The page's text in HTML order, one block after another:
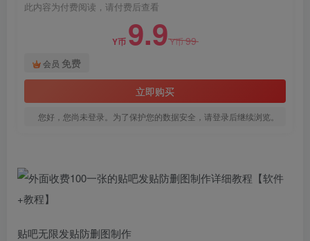
此内容为付费阅读，请付费后查看
Y币 9.9Y币99
会员 免费
立即购买
您好，您尚未登录。为了保护您的数据安全，请登录后继续浏览。
贴吧无限发贴防删图制作